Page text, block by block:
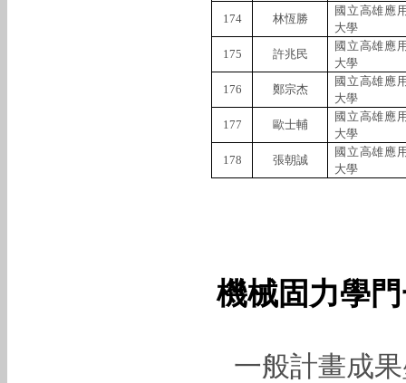
174
林恆勝
國立高雄應
大學
175
許兆民
國立高雄應
大學
176
鄭宗杰
國立高雄應
大學
177
歐士輔
國立高雄應
大學
178
張朝誠
國立高雄應
大學
機械固力學
一般計畫成